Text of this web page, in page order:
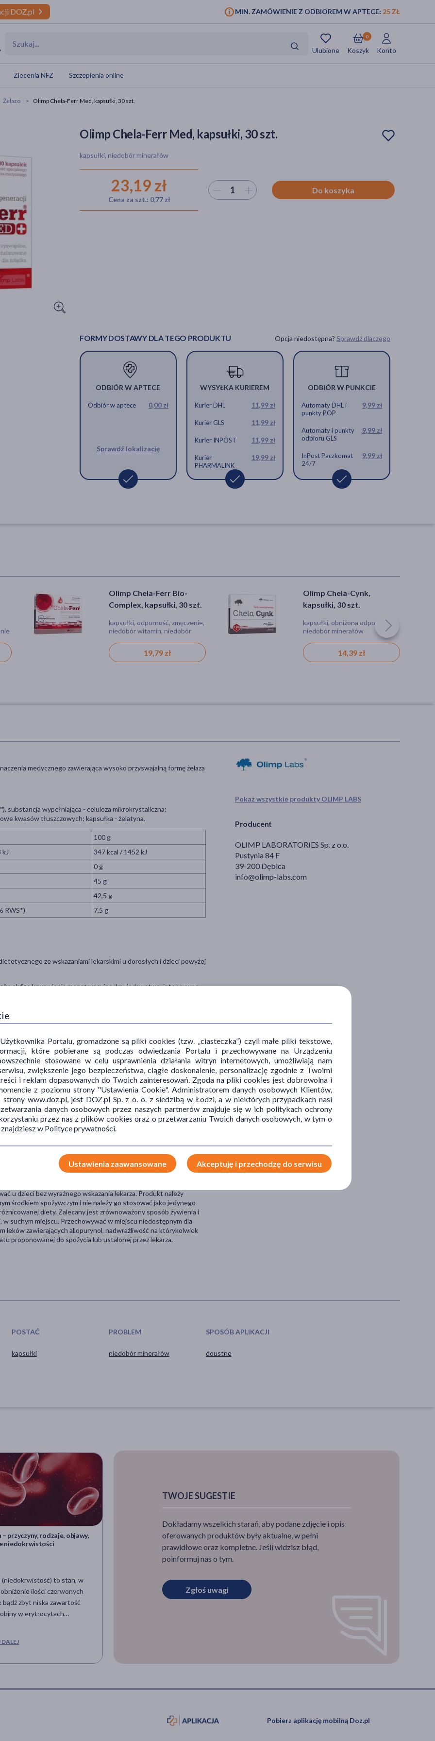
DOZ.pl MIN. ZAMÓWIENIE Z ODBIOREM W APTECE: 25 ZŁ
Ulubione Koszyk
0
Konto
Zlecenia NFZ Szczepienia online
Żelazo Olimp Chela-Ferr Med, kapsułki, 30 szt.
Olimp Chela-Ferr Med, kapsułki, 30 szt.
kapsułki, niedobór minerałów
23,19 zł
Cena za szt.: 0,77 zł
Wybierz ilość Do koszyka
FORMY DOSTAWY DLA TEGO PRODUKTU Opcja niedostępna? Sprawdź dlaczego
ODBIÓR W APTECE
Odbiór w aptece 0,00 zł
Sprawdź lokalizację
WYSYŁKA KURIEREM
Kurier DHL 11,99 zł
Kurier GLS 11,99 zł
Kurier INPOST 11,99 zł
Kurier
PHARMALINK
19,99 zł
ODBIÓR W PUNKCIE
Automaty DHL i
punkty POP
9,99 zł
Automaty i punkty
odbioru GLS
9,99 zł
InPost Paczkomat
24/7
9,99 zł
Olimp Chela-Ferr Bio-
Complex, kapsułki, 30 szt.
kapsułki, odporność, zmęczenie,
niedobór witamin, niedobór
19,79 zł
Olimp Chela-Cynk,
kapsułki, 30 szt.
kapsułki, obniżona odporność,
niedobór minerałów
14,39 zł
Pokaż wszystkie produkty OLIMP LABS
Producent
OLIMP LABORATORIES Sp. z o.o.
Pustynia 84 F
39-200 Dębica
info@olimp-labs.com
medycznego zawierająca wysoko przyswajalną formę żelaza
substancja wypełniająca - celuloza mikrokrystaliczna;
kwasów tłuszczowych; kapsułka - żelatyna.
100 g
kJ
347 kcal / 1452 kJ
0 g
45 g
42,5 g
RWS*) 7,5 g
ze wskazaniami lekarskimi u dorosłych i dzieci powyżej
obfite krwawienia menstruacyjne, krwiodawstwo, intensywne
wzrostu),
stosowaniem niezbilansowanych diet wegetariańskich, w
innymi w celiakii, przewlekłym zapaleniu trzustki),
dziennie. Produkt należy przyjmować pod nadzorem lekarza.
dawkowania.
dużą ilością wody.
w soku.
dnia. Produkt nie jest przeznaczony do stosowania
3 roku życia. Preparat może stanowić zagrożenie dla zdrowia,
choroby, zaburzeń stanu zdrowia lub brak jest wskazań
u dzieci bez wyraźnego wskazania lekarza. Produkt należy
środkiem spożywczym i nie należy go stosować jako jedynego
diety. Zalecany jest zrównoważony sposób żywienia i
suchym miejscu. Przechowywać w miejscu niedostępnym dla
leków zawierających allopurynol, nadwrażliwość na którykolwiek
proponowanej do spożycia lub ustalonej przez lekarza.
POSTAĆ
kapsułki
PROBLEM
niedobór minerałów
SPOSÓB APLIKACJI
doustne
– przyczyny, rodzaje, objawy,
niedokrwistości
(niedokrwistość) to stan, w
ilości czerwonych
bądź zbyt niska zawartość
w erytrocytach
mogą być różne,
niedokrwistość to np.
Bezkrwawa transfuzja – czy pomoże
rozwiązać problem globalnego
niedoboru krwi? Jakie są jej zalety?
Według naukowców z Uniwersytetu
Stanforda i Uniwersytetu
TWOJE SUGESTIE
Dokładamy wszelkich starań, aby podane zdjęcie i opis
oferowanych produktów były aktualne, w pełni
prawidłowe oraz kompletne. Jeśli widzisz błąd,
poinformuj nas o tym.
Zgłoś uwagi
Pobierz aplikację mobilną Doz.pl
Portalu, gromadzone są pliki cookies (tzw. „ciasteczka”) czyli małe pliki tekstowe,
które pobierane są podczas odwiedzania Portalu i przechowywane na Urządzeniu
stosowane w celu usprawnienia działania witryn internetowych, umożliwiają nam
zwiększenie jego bezpieczeństwa, ciągłe doskonalenie, personalizację zgodnie z Twoimi
i reklam dopasowanych do Twoich zainteresowań. Zgoda na pliki cookies jest dobrowolna i
z poziomu strony "Ustawienia Cookie". Administratorem danych osobowych Klientów,
www.doz.pl, jest DOZ.pl Sp. z o. o. z siedzibą w Łodzi, a w niektórych przypadkach nasi
danych osobowych przez naszych partnerów znajduje się w ich politykach ochrony
przez nas z plików cookies oraz o przetwarzaniu Twoich danych osobowych, w tym o
w Polityce prywatności.
Ustawienia zaawansowane Akceptuję i przechodzę do serwisu